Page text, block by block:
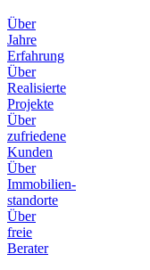
Über
Jahre
Erfahrung
Über
Realisierte
Projekte
Über
zufriedene
Kunden
Über
Immobilien-
standorte
Über
freie
Berater